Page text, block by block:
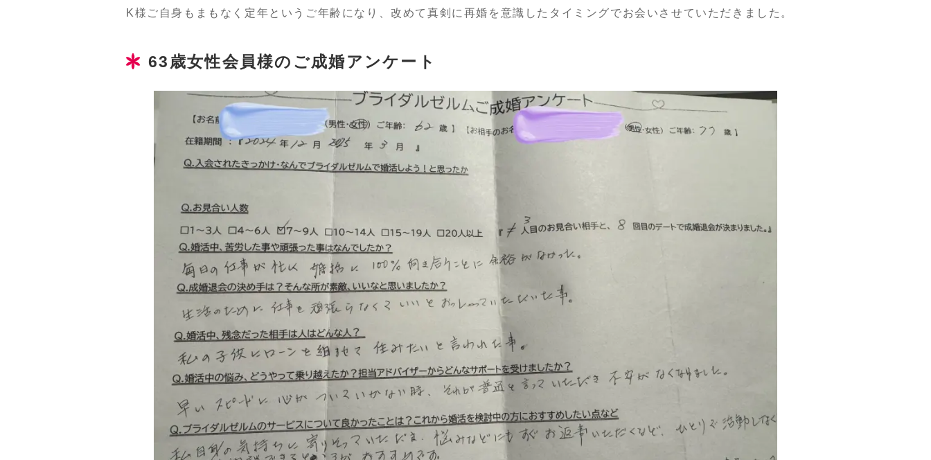
K様ご自身もまもなく定年というご年齢になり、改めて真剣に再婚を意識したタイミングでお会いさせていただきました。
63歳女性会員様のご成婚アンケート